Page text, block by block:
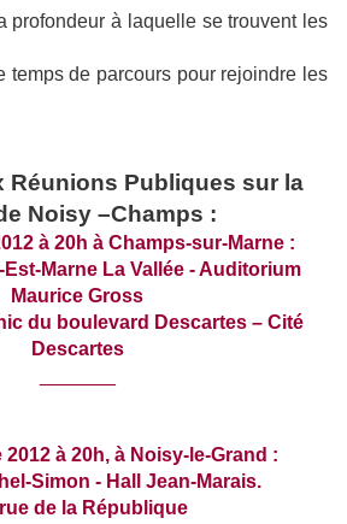
profondeur à laquelle se trouvent les
temps de parcours pour rejoindre les
Réunions Publiques sur la
Noisy –Champs :
à 20h à Champs-sur-Marne :
Marne La Vallée - Auditorium
Maurice Gross
du boulevard Descartes – Cité
Descartes
2012 à 20h, à Noisy-le-Grand :
Simon - Hall Jean-Marais.
de la République